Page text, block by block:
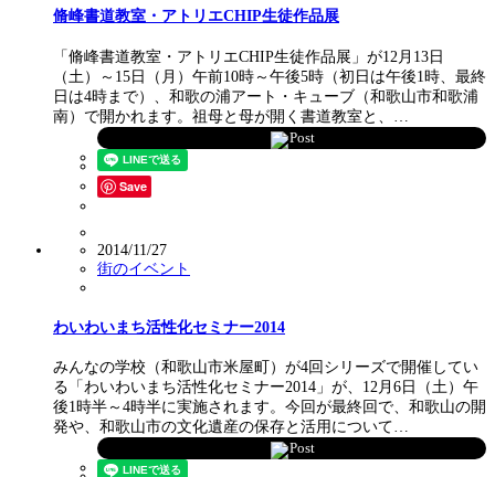
脩峰書道教室・アトリエCHIP生徒作品展
「脩峰書道教室・アトリエCHIP生徒作品展」が12月13日
（土）～15日（月）午前10時～午後5時（初日は午後1時、最終
日は4時まで）、和歌の浦アート・キューブ（和歌山市和歌浦
南）で開かれます。祖母と母が開く書道教室と、…
Post
Save
2014/11/27
街のイベント
わいわいまち活性化セミナー2014
みんなの学校（和歌山市米屋町）が4回シリーズで開催してい
る「わいわいまち活性化セミナー2014」が、12月6日（土）午
後1時半～4時半に実施されます。今回が最終回で、和歌山の開
発や、和歌山市の文化遺産の保存と活用について…
Post